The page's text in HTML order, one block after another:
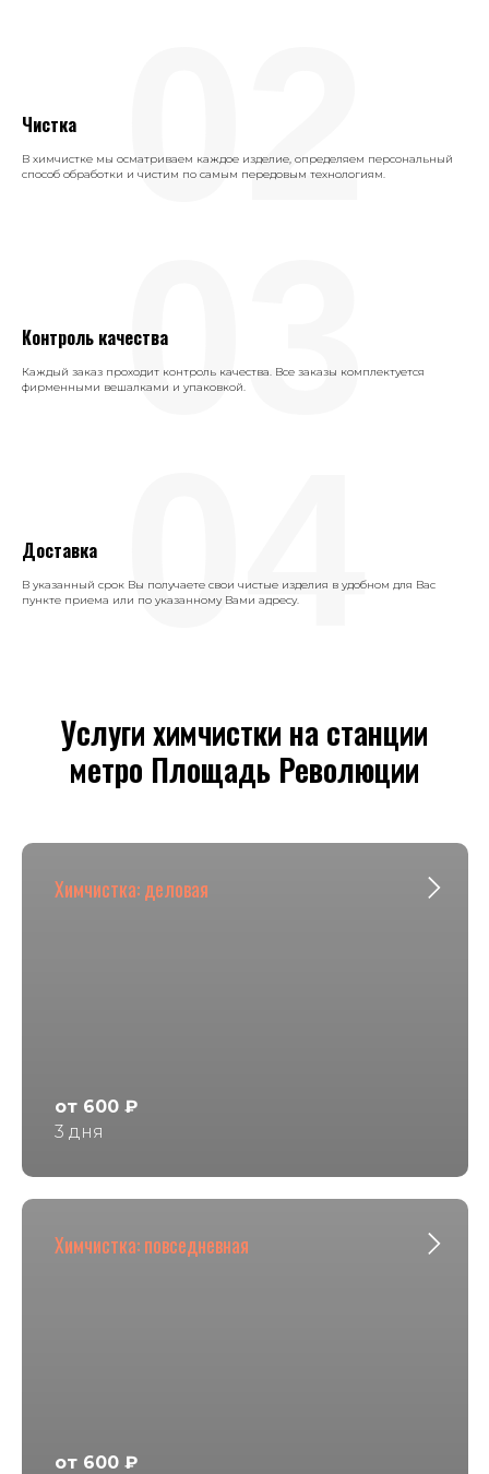
Чистка
В химчистке мы осматриваем каждое изделие, определяем персональный
способ обработки и чистим по самым передовым технологиям.
02
Контроль качества
Каждый заказ проходит контроль качества. Все заказы комплектуется
фирменными вешалками и упаковкой.
03
Доставка
В указанный срок Вы получаете свои чистые изделия в удобном для Вас
пункте приема или по указанному Вами адресу.
04
Услуги химчистки на станции
метро Площадь Революции
Химчистка: деловая
от 600 ₽
3 дня
Химчистка: повседневная
от 600 ₽